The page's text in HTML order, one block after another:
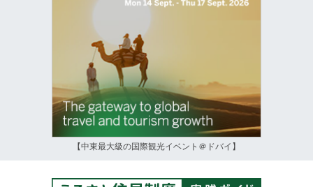
【中東最大級の国際観光イベント＠ドバイ】